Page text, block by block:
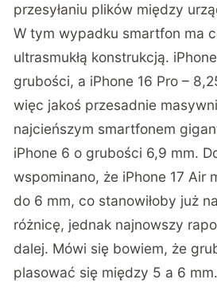
przesyłaniu plików między
W tym wypadku smartfon ma
ultrasmukłą konstrukcją.
grubości, a iPhone 16 Pro –
więc jakoś przesadnie
najcieńszym smartfonem
iPhone 6 o grubości 6,9 mm.
wspominano, że iPhone 17 Air
do 6 mm, co stanowiłoby już
różnicę, jednak najnowszy
dalej. Mówi się bowiem, że
plasować się między 5 a 6